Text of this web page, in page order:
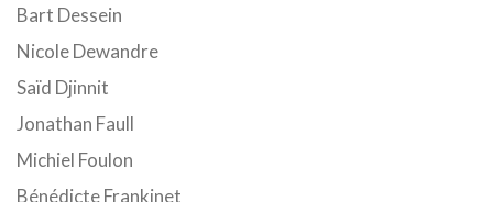
Bart Dessein
Nicole Dewandre
Saïd Djinnit
Jonathan Faull
Michiel Foulon
Bénédicte Frankinet